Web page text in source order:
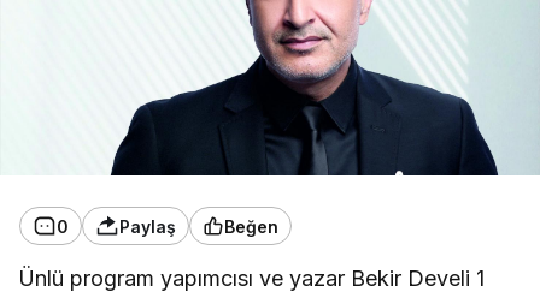
0 Paylaş Beğen
Ünlü program yapımcısı ve yazar Bekir Develi 1